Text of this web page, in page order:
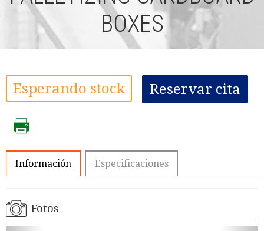
BOXES
Esperando stock Reservar cita
Información Especificaciones
Fotos